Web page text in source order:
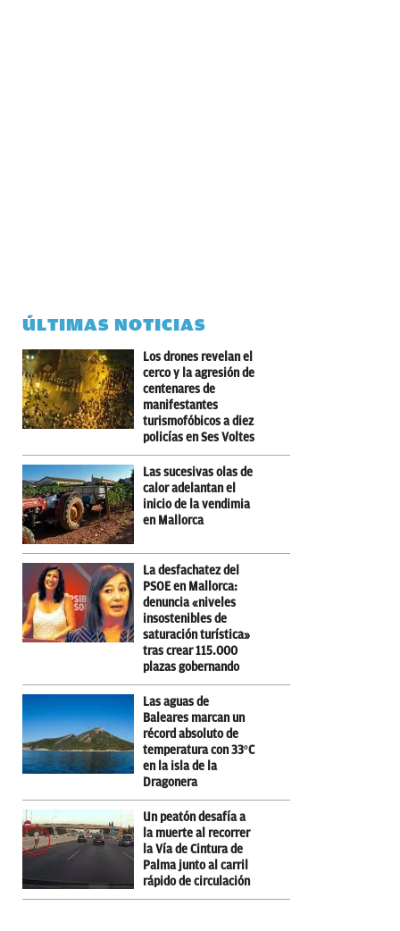
ÚLTIMAS NOTICIAS
Los drones revelan el
cerco y la agresión de
centenares de
manifestantes
turismofóbicos a diez
policías en Ses Voltes
Las sucesivas olas de
calor adelantan el
inicio de la vendimia
en Mallorca
La desfachatez del
PSOE en Mallorca:
denuncia «niveles
insostenibles de
saturación turística»
tras crear 115.000
plazas gobernando
Las aguas de
Baleares marcan un
récord absoluto de
temperatura con 33ºC
en la isla de la
Dragonera
Un peatón desafía a
la muerte al recorrer
la Vía de Cintura de
Palma junto al carril
rápido de circulación